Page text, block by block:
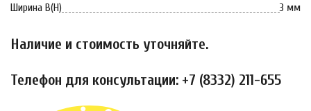
Ширина B(H)
3 мм
Наличие и стоимость уточняйте.
Телефон для консультации: +7 (8332) 211-655